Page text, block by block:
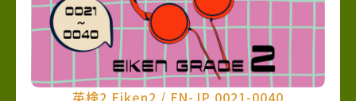
英検2 Eiken2 / EN-JP 0021-0040